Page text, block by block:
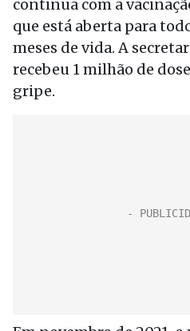
continua com a
que está aberta para
meses de vida. A
recebeu 1 milhão de
gripe.